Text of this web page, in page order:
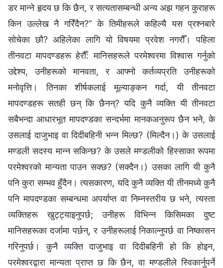
डर मान्ने हृदय छ कि छैन, र सत्यतासम्बन्धी अन्य अझ गहन कुराहरू
किन उल्लेख नै गरिँदैन?” के तिमीहरूले कहिल्यै यस प्रश्नबारे
सोचेका छौ? अहिलेका लागि यो विषयमा प्रवेश नगरौँ। पहिला
तीनवटा मापदण्डहरू हेरौँ: मानिसहरूले परमेश्‍वरमा विश्‍वास गर्नुको
उद्देश्य, उनीहरूको मानवता, र आफ्नो कर्तव्यप्रति उनीहरूको
मनोवृत्ति। तिनका शीर्षकलाई मूल्याङ्कन गर्दा, यी तीनवटा
मापदण्डहरू सतही छन् कि छैनन्? यदि कुनै व्यक्ति यी तीनवटा
सबैभन्दा आधारभूत मापदण्डका सन्दर्भमा मानकअनुरूप छैन भने, के
उसलाई दाजुभाइ वा दिदीबहिनी भन्न मिल्छ? (मिल्दैन।) के उसलाई
मण्डली सदस्य मान्न सकिन्छ? के उसले मण्डलीको हिस्साका रूपमा
परमेश्‍वरको मान्यता पाउन सक्छ? (सक्दैन।) उसका लागि यी कुनै
पनि कुरा सम्भव हुँदैन। त्यसकारण, यदि कुनै व्यक्ति यी तीनमध्ये कुनै
पनि मापदण्डका सम्बन्धमा अपर्याप्त वा निम्नस्तरीय छ भने, त्यस्ता
व्यक्तिहरू खुट्ट्याइनुपर्छ; उनीहरू विभिन्न किसिमका दुष्ट
मानिसहरूका दर्जामा पर्छन्, र उनीहरूलाई निकाल्नुपर्छ वा निष्कासन
गरिनुपर्छ। कुनै व्यक्ति दाजुभाइ वा दिदीबहिनी हो कि होइन,
परमेश्‍वरद्वारा मान्यता प्राप्त छ कि छैन, वा मण्डलीले स्विकार्नुपर्ने